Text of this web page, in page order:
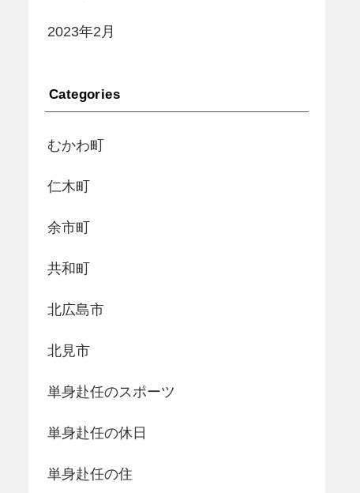
2023年2月
Categories
むかわ町
仁木町
余市町
共和町
北広島市
北見市
単身赴任のスポーツ
単身赴任の休日
単身赴任の住